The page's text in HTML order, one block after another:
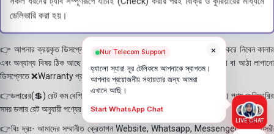
ডেলিভারি করা হয়।
👉 আপনার ক্রয়কৃত ডিসপ্লে স্থায়ী ভাবে লাগানোর আগে মোবাইলে লাগিয়ে চেক করে নিবেন কালার
এবং অন্যান্য বিষয় ঠিক আছে কিনা। শতভাগ নিশ্চিত হয়ে পলি তুলবেন। পলি তোলা বা আঠা লাগানো
ডিসপ্লেতে ❌Warranty প্রদান করা হয় না।
👉ডলারের(💲) রেট কম বেশির জন্য পণ্যের দাম যেকোন সময় বাড়তে বা কমতে পারে। পণ্য ডেলিভারির
সময় ডলার রেট অনুযায়ী পণ্যের দাম নির্ধারণ করা হয়।
👉বিঃ দ্রঃ- আমাদের সম্মানীত ক্রেতাগন Website, Whatsapp, Messenger এবং সরাসরী
×
Nur Telecom Support
হ্যালো স্যার! নূর টেলিকমে আপনাকে স্বাগতম।
আপনার প্রয়োজনীয় সহায়তার জন্য আমরা
এখানে আছি।
Start WhatsApp Chat
LIVE CHAT